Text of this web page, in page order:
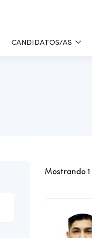
CANDIDATOS/AS
Mostrando1